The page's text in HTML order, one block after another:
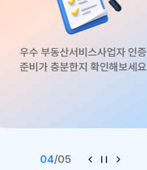
우수 부동산서비스사업자 인증
준비가 충분한지 확인해보세요
04/05 이전 재생/다음